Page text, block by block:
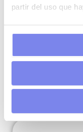
partir del uso que
adecuado para
beneficiarte.
comunicaciones
SEPE. Te
novedades en
estés al día.